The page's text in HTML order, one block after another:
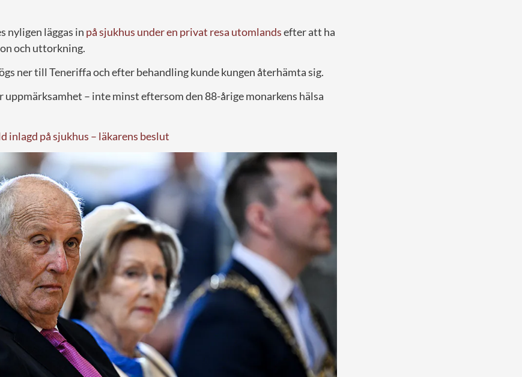
nyligen läggas in på sjukhus under en privat resa utomlandsefter att ha
och uttorkning.
ner till Teneriffa och efter behandling kunde kungen återhämta sig.
uppmärksamhet – inte minst eftersom den 88-årige monarkens hälsa
inlagd på sjukhus – läkarens beslut